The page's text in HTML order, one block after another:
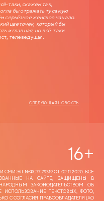
таки, скажем так,
бы отражать ту самую
серьёзное женское начало.
цветочек, который бы
и главная, но всё-таки
телеведущая.
СЛЕДУЮЩАЯ НОВОСТЬ
ЭЛ №ФС77-79319 ОТ 02.11.2020. ВСЕ
НА САЙТЕ, ЗАЩИЩЕНЫ В
ЗАКОНОДАТЕЛЬСТВОМ ОБ
ИСПОЛЬЗОВАНИЕ ТЕКСТОВЫХ, ФОТО,
С СОГЛАСИЯ ПРАВООБЛАДАТЕЛЯ (АО
16+